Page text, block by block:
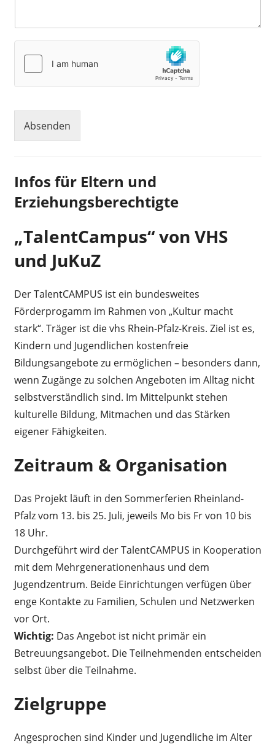
Absenden
Infos für Eltern und
Erziehungsberechtigte
„TalentCampus“ von VHS
und JuKuZ
Der TalentCAMPUS ist ein bundesweites
Förderprogamm im Rahmen von „Kultur macht
stark“. Träger ist die vhs Rhein-Pfalz-Kreis. Ziel ist es,
Kindern und Jugendlichen kostenfreie
Bildungsangebote zu ermöglichen – besonders dann,
wenn Zugänge zu solchen Angeboten im Alltag nicht
selbstverständlich sind. Im Mittelpunkt stehen
kulturelle Bildung, Mitmachen und das Stärken
eigener Fähigkeiten.
Zeitraum & Organisation
Das Projekt läuft in den Sommerferien Rheinland-
Pfalz vom 13. bis 25. Juli, jeweils Mo bis Fr von 10 bis
18 Uhr.
Durchgeführt wird der TalentCAMPUS in Kooperation
mit dem Mehrgenerationenhaus und dem
Jugendzentrum. Beide Einrichtungen verfügen über
enge Kontakte zu Familien, Schulen und Netzwerken
vor Ort.
Wichtig: Das Angebot ist nicht primär ein
Betreuungsangebot. Die Teilnehmenden entscheiden
selbst über die Teilnahme.
Zielgruppe
Angesprochen sind Kinder und Jugendliche im Alter